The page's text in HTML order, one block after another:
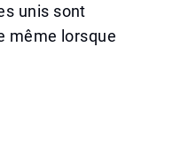
unis sont
même lorsque